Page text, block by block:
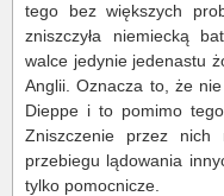
tego bez większych
zniszczyła niemiecką
walce jedynie jedenastu
Anglii. Oznacza to, że
Dieppe i to pomimo
Zniszczenie przez nich
przebiegu lądowania
tylko pomocnicze.